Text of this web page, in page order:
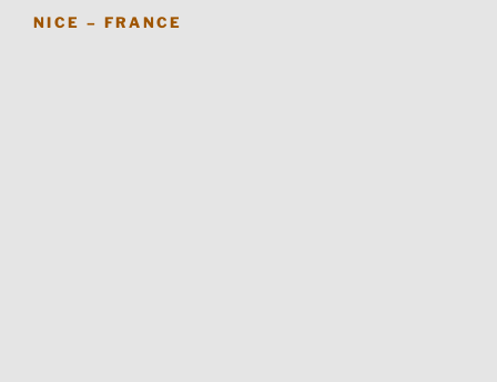
NICE – FRANCE